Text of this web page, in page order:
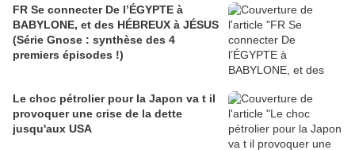
FR Se connecter De l’ÉGYPTE à
BABYLONE, et des HÉBREUX à JÉSUS
(Série Gnose : synthèse des 4
premiers épisodes !)
Le choc pétrolier pour la Japon va t il
provoquer une crise de la dette
jusqu'aux USA